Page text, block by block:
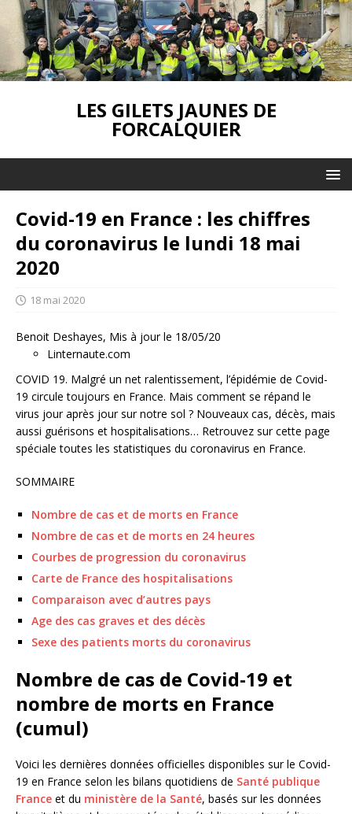
LES GILETS JAUNES DE
FORCALQUIER
Covid-19 en France : les chiffres
du coronavirus le lundi 18 mai
2020
18 mai 2020
Benoit Deshayes, Mis à jour le 18/05/20
Linternaute.com
COVID 19. Malgré un net ralentissement, l’épidémie de Covid-
19 circule toujours en France. Mais comment se répand le
virus jour après jour sur notre sol ? Nouveaux cas, décès, mais
aussi guérisons et hospitalisations… Retrouvez sur cette page
spéciale toutes les statistiques du coronavirus en France.
SOMMAIRE
Nombre de cas et de morts en France
Nombre de cas et de morts en 24 heures
Courbes de progression du coronavirus
Carte de France des hospitalisations
Comparaison avec d’autres pays
Age des cas graves et des décès
Sexe des patients morts du coronavirus
Nombre de cas de Covid-19 et
nombre de morts en France
(cumul)
Voici les dernières données officielles disponibles sur le Covid-
19 en France selon les bilans quotidiens de Santé publique
France et du ministère de la Santé, basés sur les données